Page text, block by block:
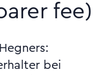
fee)
bei